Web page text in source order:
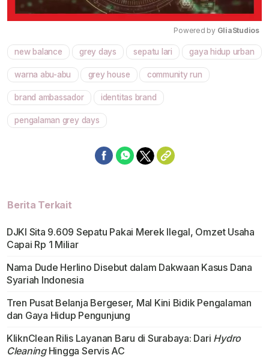
Mute
Powered by GliaStudios
new balance grey days sepatu lari gaya hidup urban
warna abu-abu grey house community run
brand ambassador identitas brand
pengalaman grey days
Berita Terkait
DJKI Sita 9.609 Sepatu Pakai Merek Ilegal, Omzet Usaha
Capai Rp 1 Miliar
Nama Dude Herlino Disebut dalam Dakwaan Kasus Dana
Syariah Indonesia
Tren Pusat Belanja Bergeser, Mal Kini Bidik Pengalaman
dan Gaya Hidup Pengunjung
KliknClean Rilis Layanan Baru di Surabaya: Dari Hydro
CleaningHingga Servis AC